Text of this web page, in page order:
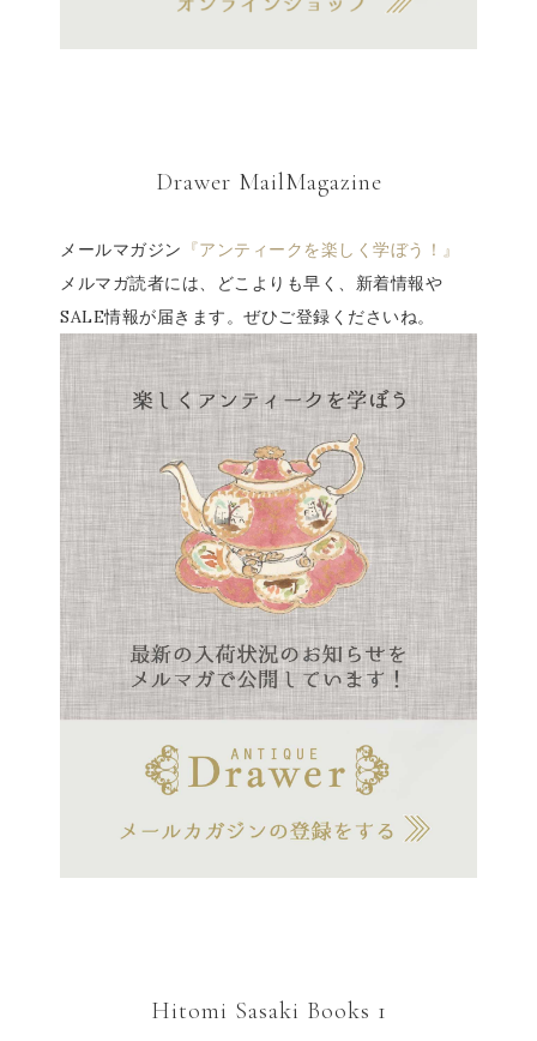
Drawer MailMagazine
メールマガジン 『アンティークを楽しく学ぼう！』
メルマガ読者には、どこよりも早く、新着情報や
SALE情報が届きます。ぜひご登録くださいね。
Hitomi Sasaki Books 1